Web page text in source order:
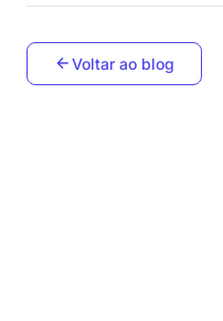
Voltar ao blog